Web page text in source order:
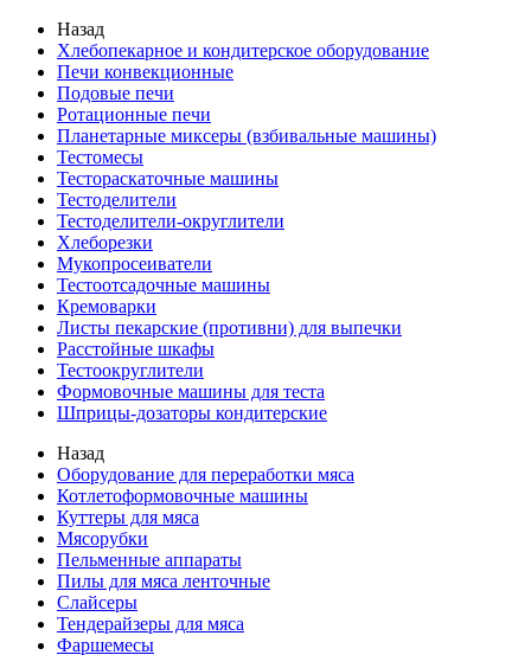
Назад
Хлебопекарное и кондитерское оборудование
Печи конвекционные
Подовые печи
Ротационные печи
Планетарные миксеры (взбивальные машины)
Тестомесы
Тестораскаточные машины
Тестоделители
Тестоделители-округлители
Хлеборезки
Мукопросеиватели
Тестоотсадочные машины
Кремоварки
Листы пекарские (противни) для выпечки
Расстойные шкафы
Тестоокруглители
Формовочные машины для теста
Шприцы-дозаторы кондитерские
Назад
Оборудование для переработки мяса
Котлетоформовочные машины
Куттеры для мяса
Мясорубки
Пельменные аппараты
Пилы для мяса ленточные
Слайсеры
Тендерайзеры для мяса
Фаршемесы